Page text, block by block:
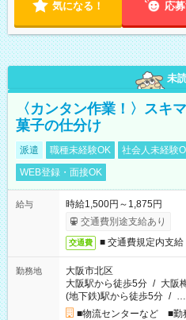
気になる！ 応
未
〈カンタン作業！〉スキ
菓子の仕分け
派遣 職種未経験OK 社会人未経験
WEB登録・面接OK
給与
時給1,500円～1,875円
交通費別途支給あり
交通費 ■ 交通費規定内支
勤務地
大阪市北区
大阪駅から徒歩5分 / 大阪
(地下鉄)駅から徒歩5分 / …
■物流センターなど ■勤